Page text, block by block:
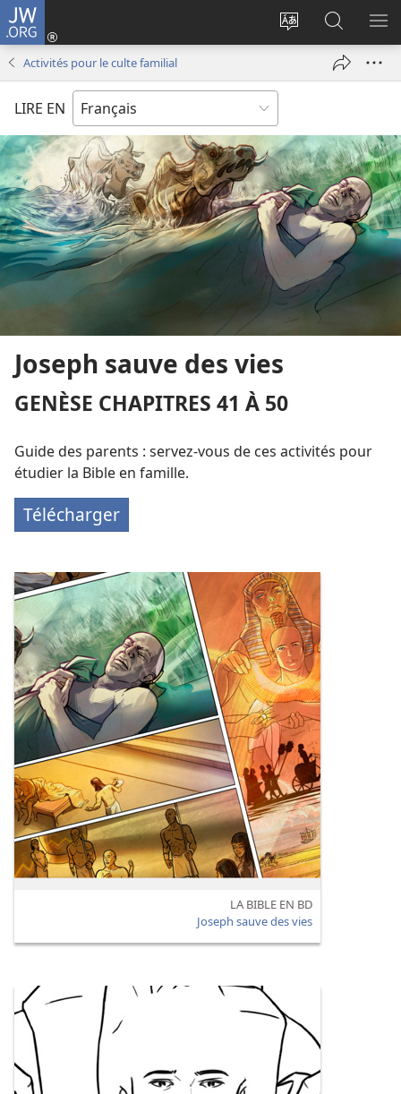
JW.ORG
Changer
langue
Se
connecter
nouvelle
sur
JW.ORG
Activités pour le culte familial
LIRE EN
Joseph sauve des vies
GENÈSE CHAPITRES 41 À 50
Guide des parents : servez-vous de ces activités pour
étudier la Bible en famille.
Télécharger
LA BIBLE EN BD
Joseph sauve des vies